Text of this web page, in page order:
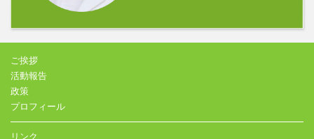
ご挨拶
活動報告
政策
プロフィール
リンク